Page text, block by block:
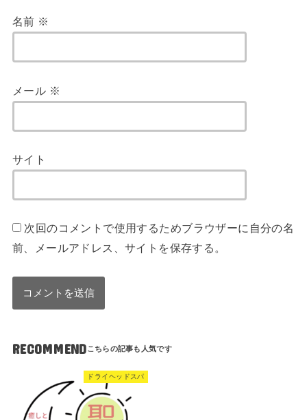
名前 ※
メール ※
サイト
次回のコメントで使用するためブラウザーに自分の名
前、メールアドレス、サイトを保存する。
RECOMMEND
ドライヘッドスパ